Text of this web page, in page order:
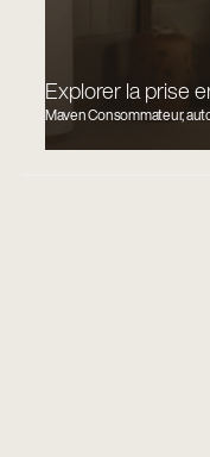
Explorer la prise
Maven Consommateur,
Guider les membres